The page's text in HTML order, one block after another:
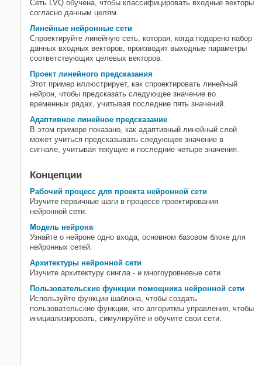
Сеть LVQ обучена, чтобы классифицировать входные векторы
согласно данным целям.
Линейные нейронные сети
Спроектируйте линейную сеть, которая, когда подарено набор
данных входных векторов, производит выходные параметры
соответствующих целевых векторов.
Проект линейного предсказания
Этот пример иллюстрирует, как спроектировать линейный
нейрон, чтобы предсказать следующее значение во
временных рядах, учитывая последние пять значений.
Адаптивное линейное предсказание
В этом примере показано, как адаптивный линейный слой
может учиться предсказывать следующее значение в
сигнале, учитывая текущие и последние четыре значения.
Концепции
Рабочий процесс для проекта нейронной сети
Изучите первичные шаги в процессе проектирования
нейронной сети.
Модель нейрона
Узнайте о нейроне одно входа, основном базовом блоке для
нейронных сетей.
Архитектуры нейронной сети
Изучите архитектуру сингла - и многоуровневые сети.
Пользовательские функции помощника нейронной сети
Используйте функции шаблона, чтобы создать
пользовательские функции, что алгоритмы управления, чтобы
инициализировать, симулируйте и обучите свои сети.